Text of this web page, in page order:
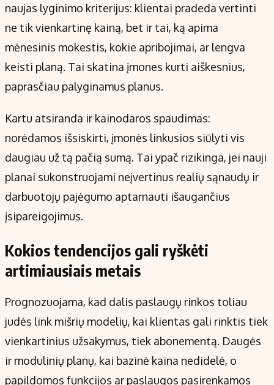
naujas lyginimo kriterijus: klientai pradeda vertinti
ne tik vienkartinę kainą, bet ir tai, ką apima
mėnesinis mokestis, kokie apribojimai, ar lengva
keisti planą. Tai skatina įmones kurti aiškesnius,
paprasčiau palyginamus planus.
Kartu atsiranda ir kainodaros spaudimas:
norėdamos išsiskirti, įmonės linkusios siūlyti vis
daugiau už tą pačią sumą. Tai ypač rizikinga, jei nauji
planai sukonstruojami neįvertinus realių sąnaudų ir
darbuotojų pajėgumo aptarnauti išaugančius
įsipareigojimus.
Kokios tendencijos gali ryškėti
artimiausiais metais
Prognozuojama, kad dalis paslaugų rinkos toliau
judės link mišrių modelių, kai klientas gali rinktis tiek
vienkartinius užsakymus, tiek abonementą. Daugės
ir modulinių planų, kai bazinė kaina nedidelė, o
papildomos funkcijos ar paslaugos pasirenkamos